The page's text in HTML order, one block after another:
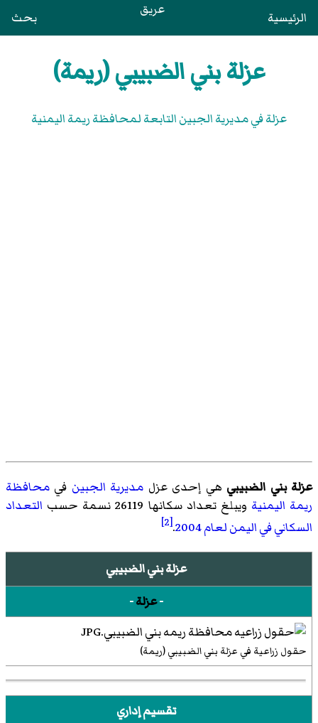
الرئيسية عريق بحث
عزلة بني الضبيبي (ريمة)
عزلة في مديرية الجبين التابعة لمحافظة ريمة اليمنية
عزلة بني الضبيبي هي إحدى عزل مديرية الجبين في محافظة
ريمة اليمنية ويبلغ تعداد سكانها 26119 نسمة حسب
التعداد
السكاني في اليمن لعام 2004
.
[2]
عزلة بني الضبيبي
-عزلة-
حقول زراعية في عزلة بني الضبيبي (ريمة)
تقسيم إداري